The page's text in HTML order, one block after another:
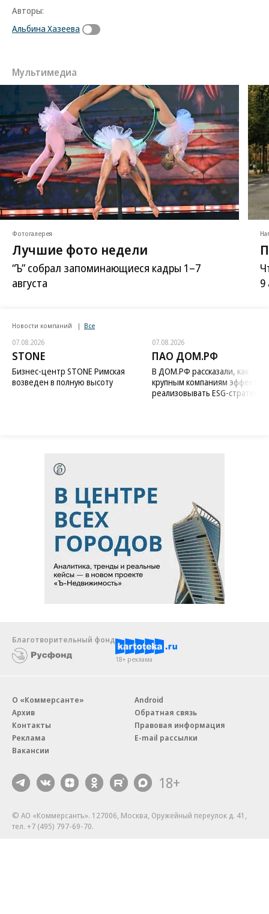
Авторы:
Альбина Хазеева
Мультимедиа
Фотогалерея
Лучшие фото недели
“Ъ” собрал запоминающиеся кадры 1–7
августа
9
Новости компаний Все
07.08.2026
STONE
Бизнес-центр STONE Римская
возведен в полную высоту
07.08.2026
ПАО ДОМ.РФ
В ДОМ.РФ рассказали, как
крупным компаниям
реализовывать ESG-стратегию
Благотворительный фонд
18+ реклама
О «Коммерсанте»
Архив
Контакты
Реклама
Вакансии
Android
Обратная связь
Правовая информация
E-mail рассылки
18+
© АО «Коммерсантъ». 127006, Москва, Оружейный переулок д. 41,
тел. +7 (495) 797-69-70.